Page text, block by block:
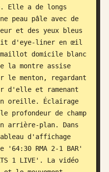
Elle a de longs
peau pâle avec de
et des yeux bleus
d'eye-liner en œil
domicile blanc
la montre assise
le menton, regardant
d'elle et ramenant
oreille. Éclairage
profondeur de champ
arrière-plan. Dans
d'affichage
RMA 2-1 BAR'
1 LIVE'. La vidéo